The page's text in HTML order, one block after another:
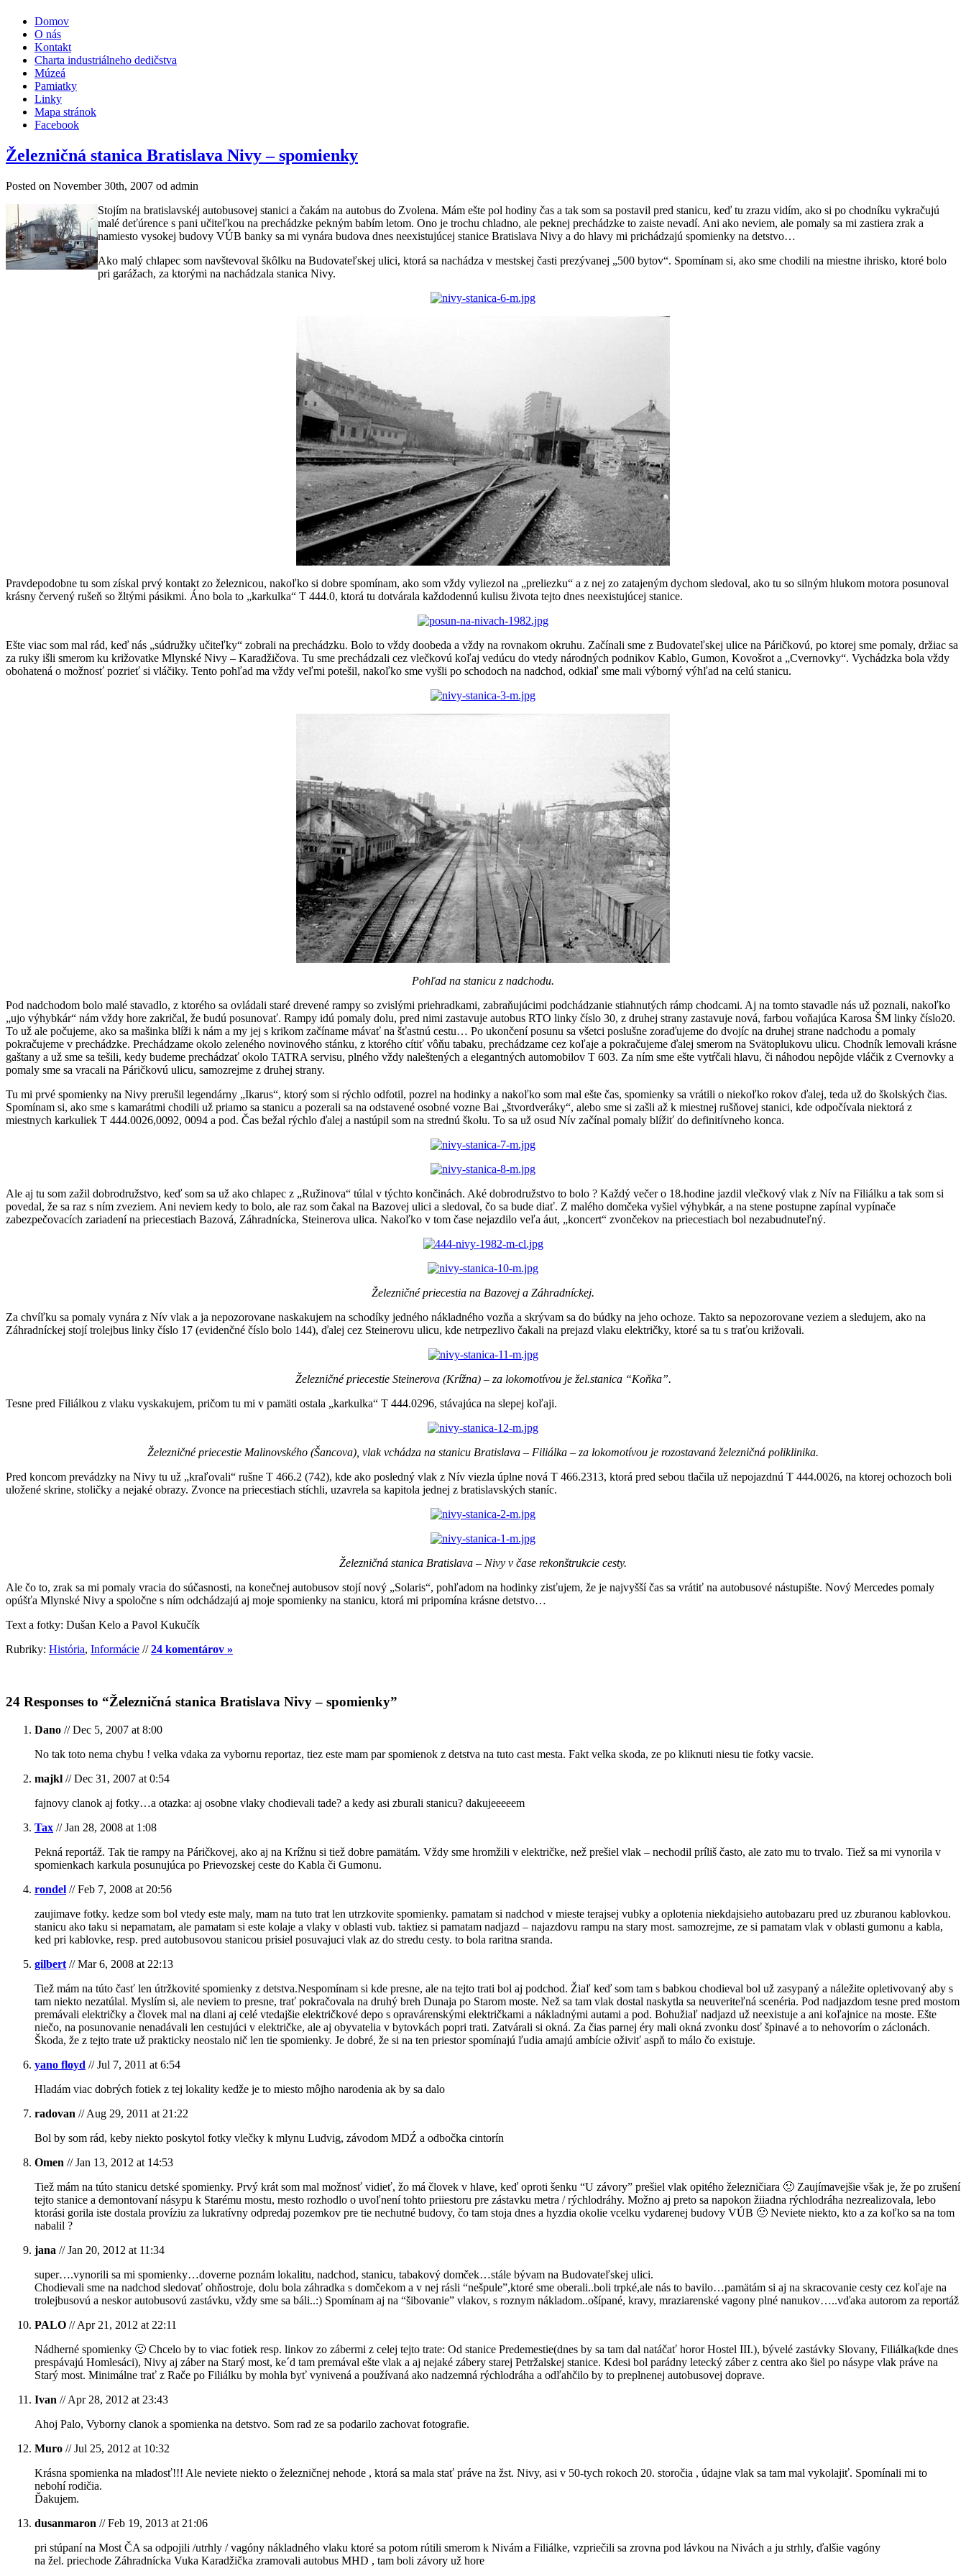
Domov
O nás
Kontakt
Charta industriálneho dedičstva
Múzeá
Pamiatky
Linky
Mapa stránok
Facebook
Železničná stanica Bratislava Nivy – spomienky
Posted on November 30th, 2007 od admin
Stojím na bratislavskéj autobusovej stanici a čakám na autobus do Zvolena. Mám ešte pol hodiny čas a tak som sa postavil pred stanicu, keď tu zrazu vidím, ako si po chodníku vykračujú
malé deťúrence s pani učiteľkou na prechádzke pekným babím letom. Ono je trochu chladno, ale peknej prechádzke to zaiste nevadí. Ani ako neviem, ale pomaly sa mi zastiera zrak a
namiesto vysokej budovy VÚB banky sa mi vynára budova dnes neexistujúcej stanice Bratislava Nivy a do hlavy mi prichádzajú spomienky na detstvo…
Ako malý chlapec som navštevoval škôlku na Budovateľskej ulici, ktorá sa nachádza v mestskej časti prezývanej „500 bytov“. Spomínam si, ako sme chodili na miestne ihrisko, ktoré bolo
pri garážach, za ktorými na nachádzala stanica Nivy.
Pravdepodobne tu som získal prvý kontakt zo železnicou, nakoľko si dobre spomínam, ako som vždy vyliezol na „preliezku“ a z nej zo zatajeným dychom sledoval, ako tu so silným hlukom motora posunoval
krásny červený rušeň so žltými pásikmi. Áno bola to „karkulka“ T 444.0, ktorá tu dotvárala každodennú kulisu života tejto dnes neexistujúcej stanice.
Ešte viac som mal rád, keď nás „súdružky učiteľky“ zobrali na prechádzku. Bolo to vždy doobeda a vždy na rovnakom okruhu. Začínali sme z Budovateľskej ulice na Páričkovú, po ktorej sme pomaly, držiac sa
za ruky išli smerom ku križovatke Mlynské Nivy – Karadžičova. Tu sme prechádzali cez vlečkovú koľaj vedúcu do vtedy národných podnikov Kablo, Gumon, Kovošrot a „Cvernovky“. Vychádzka bola vždy
obohatená o možnosť pozrieť si vláčiky. Tento pohľad ma vždy veľmi potešil, nakoľko sme vyšli po schodoch na nadchod, odkiaľ sme mali výborný výhľad na celú stanicu.
Pohľad na stanicu z nadchodu.
Pod nadchodom bolo malé stavadlo, z ktorého sa ovládali staré drevené rampy so zvislými priehradkami, zabraňujúcimi podchádzanie stiahnutých rámp chodcami. Aj na tomto stavadle nás už poznali, nakoľko
„ujo výhybkár“ nám vždy hore zakričal, že budú posunovať. Rampy idú pomaly dolu, pred nimi zastavuje autobus RTO linky číslo 30, z druhej strany zastavuje nová, farbou voňajúca Karosa ŠM linky číslo20.
To už ale počujeme, ako sa mašinka blíži k nám a my jej s krikom začíname mávať na šťastnú cestu… Po ukončení posunu sa všetci poslušne zoraďujeme do dvojíc na druhej strane nadchodu a pomaly
pokračujeme v prechádzke. Prechádzame okolo zeleného novinového stánku, z ktorého cítiť vôňu tabaku, prechádzame cez koľaje a pokračujeme ďalej smerom na Svätoplukovu ulicu. Chodník lemovali krásne
gaštany a už sme sa tešili, kedy budeme prechádzať okolo TATRA servisu, plného vždy naleštených a elegantných automobilov T 603. Za ním sme ešte vytŕčali hlavu, či náhodou nepôjde vláčik z Cvernovky a
pomaly sme sa vracali na Páričkovú ulicu, samozrejme z druhej strany.
Tu mi prvé spomienky na Nivy prerušil legendárny „Ikarus“, ktorý som si rýchlo odfotil, pozrel na hodinky a nakoľko som mal ešte čas, spomienky sa vrátili o niekoľko rokov ďalej, teda už do školských čias.
Spomínam si, ako sme s kamarátmi chodili už priamo sa stanicu a pozerali sa na odstavené osobné vozne Bai „štvordveráky“, alebo sme si zašli až k miestnej rušňovej stanici, kde odpočívala niektorá z
miestnych karkuliek T 444.0026,0092, 0094 a pod. Čas bežal rýchlo ďalej a nastúpil som na strednú školu. To sa už osud Nív začínal pomaly blížiť do definitívneho konca.
Ale aj tu som zažil dobrodružstvo, keď som sa už ako chlapec z „Ružinova“ túlal v týchto končinách. Aké dobrodružstvo to bolo ? Každý večer o 18.hodine jazdil vlečkový vlak z Nív na Filiálku a tak som si
povedal, že sa raz s ním zveziem. Ani neviem kedy to bolo, ale raz som čakal na Bazovej ulici a sledoval, čo sa bude diať. Z malého domčeka vyšiel výhybkár, a na stene postupne zapínal vypínače
zabezpečovacích zariadení na priecestiach Bazová, Záhradnícka, Steinerova ulica. Nakoľko v tom čase nejazdilo veľa áut, „koncert“ zvončekov na priecestiach bol nezabudnuteľný.
Železničné priecestia na Bazovej a Záhradníckej.
Za chvíľku sa pomaly vynára z Nív vlak a ja nepozorovane naskakujem na schodíky jedného nákladného vozňa a skrývam sa do búdky na jeho ochoze. Takto sa nepozorovane veziem a sledujem, ako na
Záhradníckej stojí trolejbus linky číslo 17 (evidenčné číslo bolo 144), ďalej cez Steinerovu ulicu, kde netrpezlivo čakali na prejazd vlaku električky, ktoré sa tu s traťou križovali.
Železničné priecestie Steinerova (Krížna) – za lokomotívou je žel.stanica “Koňka”.
Tesne pred Filiálkou z vlaku vyskakujem, pričom tu mi v pamäti ostala „karkulka“ T 444.0296, stávajúca na slepej koľaji.
Železničné priecestie Malinovského (Šancova), vlak vchádza na stanicu Bratislava – Filiálka – za lokomotívou je rozostavaná železničná poliklinika.
Pred koncom prevádzky na Nivy tu už „kraľovali“ rušne T 466.2 (742), kde ako posledný vlak z Nív viezla úplne nová T 466.2313, ktorá pred sebou tlačila už nepojazdnú T 444.0026, na ktorej ochozoch boli
uložené skrine, stoličky a nejaké obrazy. Zvonce na priecestiach stíchli, uzavrela sa kapitola jednej z bratislavských staníc.
Železničná stanica Bratislava – Nivy v čase rekonštrukcie cesty.
Ale čo to, zrak sa mi pomaly vracia do súčasnosti, na konečnej autobusov stojí nový „Solaris“, pohľadom na hodinky zisťujem, že je najvyšší čas sa vrátiť na autobusové nástupište. Nový Mercedes pomaly
opúšťa Mlynské Nivy a spoločne s ním odchádzajú aj moje spomienky na stanicu, ktorá mi pripomína krásne detstvo…
Text a fotky: Dušan Kelo a Pavol Kukučík
Rubriky: História, Informácie //24 komentárov »
24 Responses to “Železničná stanica Bratislava Nivy – spomienky”
Dano // Dec 5, 2007 at 8:00
No tak toto nema chybu ! velka vdaka za vybornu reportaz, tiez este mam par spomienok z detstva na tuto cast mesta. Fakt velka skoda, ze po kliknuti niesu tie fotky vacsie.
majkl // Dec 31, 2007 at 0:54
fajnovy clanok aj fotky…a otazka: aj osobne vlaky chodievali tade? a kedy asi zburali stanicu? dakujeeeeem
Tax // Jan 28, 2008 at 1:08
Pekná reportáž. Tak tie rampy na Páričkovej, ako aj na Krížnu si tiež dobre pamätám. Vždy sme hromžili v električke, než prešiel vlak – nechodil príliš často, ale zato mu to trvalo. Tiež sa mi vynorila v
spomienkach karkula posunujúca po Prievozskej ceste do Kabla či Gumonu.
rondel // Feb 7, 2008 at 20:56
zaujimave fotky. kedze som bol vtedy este maly, mam na tuto trat len utrzkovite spomienky. pamatam si nadchod v mieste terajsej vubky a oplotenia niekdajsieho autobazaru pred uz zburanou kablovkou.
stanicu ako taku si nepamatam, ale pamatam si este kolaje a vlaky v oblasti vub. taktiez si pamatam nadjazd – najazdovu rampu na stary most. samozrejme, ze si pamatam vlak v oblasti gumonu a kabla,
ked pri kablovke, resp. pred autobusovou stanicou prisiel posuvajuci vlak az do stredu cesty. to bola raritna sranda.
gilbert // Mar 6, 2008 at 22:13
Tiež mám na túto časť len útržkovité spomienky z detstva.Nespomínam si kde presne, ale na tejto trati bol aj podchod. Žiaľ keď som tam s babkou chodieval bol už zasypaný a náležite opletivovaný aby s
tam niekto nezatúlal. Myslím si, ale neviem to presne, trať pokračovala na druhý breh Dunaja po Starom moste. Než sa tam vlak dostal naskytla sa neuveriteľná scenéria. Pod nadjazdom tesne pred mostom
premávali električky a človek mal na dlani aj celé vtedajšie električkové depo s opravárenskými električkami a nákladnými autami a pod. Bohužiaľ nadjazd už neexistuje a ani koľajnice na moste. Ešte
niečo, na posunovanie nenadávali len cestujúci v električke, ale aj obyvatelia v bytovkách popri trati. Zatvárali si okná. Za čias parnej éry mali okná zvonku dosť špinavé a to nehovorím o záclonách.
Škoda, že z tejto trate už prakticky neostalo nič len tie spomienky. Je dobré, že si na ten priestor spomínajú ľudia amajú ambície oživiť aspň to málo čo existuje.
yano floyd // Jul 7, 2011 at 6:54
Hladám viac dobrých fotiek z tej lokality kedže je to miesto môjho narodenia ak by sa dalo
radovan // Aug 29, 2011 at 21:22
Bol by som rád, keby niekto poskytol fotky vlečky k mlynu Ludvig, závodom MDŹ a odbočka cintorín
Omen // Jan 13, 2012 at 14:53
Tiež mám na túto stanicu detské spomienky. Prvý krát som mal možnosť vidieť, žo má človek v hlave, keď oproti šenku “U závory” prešiel vlak opitého železničiara 🙁 Zaujímavejšie však je, že po zrušení
tejto stanice a demontovaní násypu k Starému mostu, mesto rozhodlo o uvoľnení tohto priiestoru pre zástavku metra / rýchlodráhy. Možno aj preto sa napokon žiiadna rýchlodráha nezrealizovala, lebo
ktorási gorila iste dostala províziu za lukratívny odpredaj pozemkov pre tie nechutné budovy, čo tam stoja dnes a hyzdia okolie vcelku vydarenej budovy VÚB 🙁 Neviete niekto, kto a za koľko sa na tom
nabalil ?
jana // Jan 20, 2012 at 11:34
super….vynorili sa mi spomienky…doverne poznám lokalitu, nadchod, stanicu, tabakový domček…stále bývam na Budovateľskej ulici.
Chodievali sme na nadchod sledovať ohňostroje, dolu bola záhradka s domčekom a v nej rásli “nešpule”,ktoré sme oberali..boli trpké,ale nás to bavilo…pamätám si aj na skracovanie cesty cez koľaje na
trolejbusovú a neskor autobusovú zastávku, vždy sme sa báli..:) Spomínam aj na “šibovanie” vlakov, s roznym nákladom..ošípané, kravy, mraziarenské vagony plné nanukov…..vďaka autorom za reportáž
PALO // Apr 21, 2012 at 22:11
Nádherné spomienky 🙂 Chcelo by to viac fotiek resp. linkov zo zábermi z celej tejto trate: Od stanice Predemestie(dnes by sa tam dal natáčať horor Hostel III.), bývelé zastávky Slovany, Filiálka(kde dnes
prespávajú Homlesáci), Nivy aj záber na Starý most, ke´d tam premával ešte vlak a aj nejaké zábery starej Petržalskej stanice. Kdesi bol parádny letecký záber z centra ako šiel po násype vlak práve na
Starý most. Minimálne trať z Rače po Filiálku by mohla byť vynivená a používaná ako nadzemná rýchlodráha a odľahčilo by to preplnenej autobusovej doprave.
Ivan // Apr 28, 2012 at 23:43
Ahoj Palo, Vyborny clanok a spomienka na detstvo. Som rad ze sa podarilo zachovat fotografie.
Muro // Jul 25, 2012 at 10:32
Krásna spomienka na mladosť!!! Ale neviete niekto o železničnej nehode , ktorá sa mala stať práve na žst. Nivy, asi v 50-tych rokoch 20. storočia , údajne vlak sa tam mal vykolajiť. Spomínali mi to
nebohí rodičia.
Ďakujem.
dusanmaron // Feb 19, 2013 at 21:06
pri stúpaní na Most ČA sa odpojili /utrhly / vagóny nákladného vlaku ktoré sa potom rútili smerom k Nivám a Filiálke, vzpriečili sa zrovna pod lávkou na Nivách a ju strhly, ďalšie vagóny
na žel. priechode Záhradnícka Vuka Karadžička zramovali autobus MHD , tam boli závory už hore